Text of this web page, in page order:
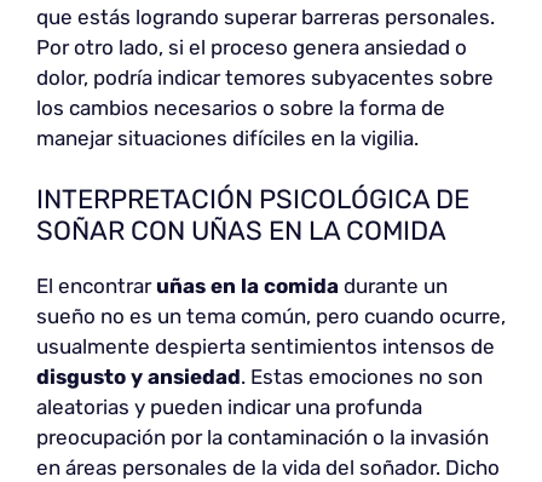
que estás logrando superar barreras personales.
Por otro lado, si el proceso genera ansiedad o
dolor, podría indicar temores subyacentes sobre
los cambios necesarios o sobre la forma de
manejar situaciones difíciles en la vigilia.
INTERPRETACIÓN PSICOLÓGICA DE
SOÑAR CON UÑAS EN LA COMIDA
El encontrar uñas en la comida durante un
sueño no es un tema común, pero cuando ocurre,
usualmente despierta sentimientos intensos de
disgusto y ansiedad. Estas emociones no son
aleatorias y pueden indicar una profunda
preocupación por la contaminación o la invasión
en áreas personales de la vida del soñador. Dicho